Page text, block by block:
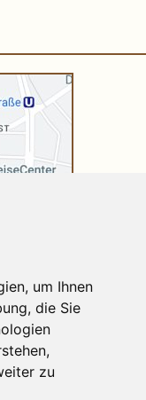
um Ihnen
die Sie
zu